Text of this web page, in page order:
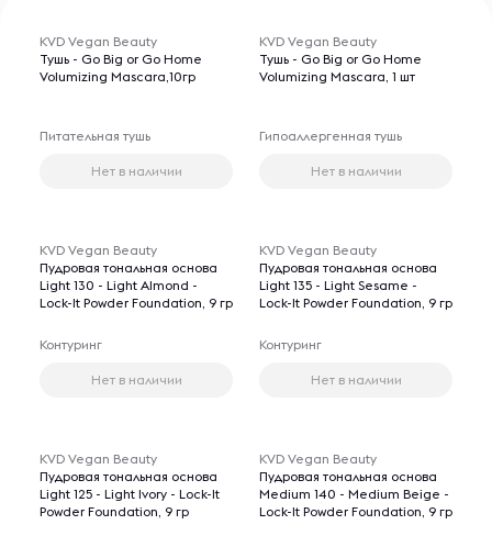
KVD Vegan Beauty
Тушь - Go Big or Go Home
Volumizing Mascara,10гр
Питательная тушь
Нет в наличии
KVD Vegan Beauty
Тушь - Go Big or Go Home
Volumizing Mascara, 1 шт
Гипоаллергенная тушь
Нет в наличии
KVD Vegan Beauty
Пудровая тональная основа
Light 130 - Light Almond -
Lock-It Powder Foundation, 9 гр
Контуринг
Нет в наличии
KVD Vegan Beauty
Пудровая тональная основа
Light 135 - Light Sesame -
Lock-It Powder Foundation, 9 гр
Контуринг
Нет в наличии
KVD Vegan Beauty
Пудровая тональная основа
Light 125 - Light Ivory - Lock-It
Powder Foundation, 9 гр
KVD Vegan Beauty
Пудровая тональная основа
Medium 140 - Medium Beige -
Lock-It Powder Foundation, 9 гр